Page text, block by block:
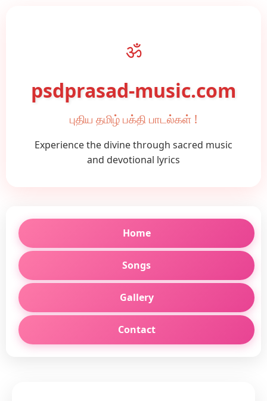
ॐ
psdprasad-music.com
புதிய தமிழ் பக்தி பாடல்கள் !
Experience the divine through sacred music
and devotional lyrics
Home
Songs
Gallery
Contact